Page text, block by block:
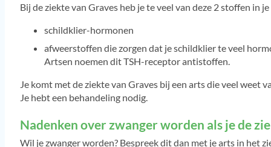
Bij de ziekte van Graves heb je te veel van deze 2 stoffen in
schildklier-hormonen
afweerstoffen die zorgen dat je schildklier te veel
Artsen noemen dit TSH-receptor antistoffen.
Je komt met de ziekte van Graves bij een arts die veel
Je hebt een behandeling nodig.
Nadenken over zwanger worden als je de
Wil je zwanger worden? Bespreek dit dan met je arts in het